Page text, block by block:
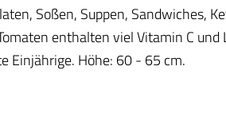
Soßen, Suppen, Sandwiches,
enthalten viel Vitamin C
Einjährige. Höhe: 60 - 65 cm.